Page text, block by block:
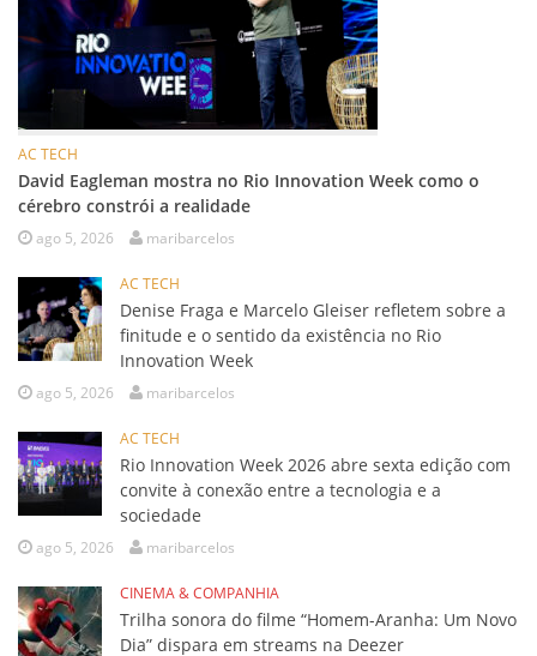
AC TECH
David Eagleman mostra no Rio Innovation Week como o
cérebro constrói a realidade
ago 5, 2026 maribarcelos
AC TECH
Denise Fraga e Marcelo Gleiser refletem sobre a
finitude e o sentido da existência no Rio
Innovation Week
ago 5, 2026 maribarcelos
AC TECH
Rio Innovation Week 2026 abre sexta edição com
convite à conexão entre a tecnologia e a
sociedade
ago 5, 2026 maribarcelos
CINEMA & COMPANHIA
Trilha sonora do filme “Homem-Aranha: Um Novo
Dia” dispara em streams na Deezer